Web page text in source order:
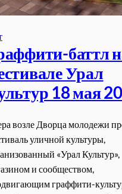
баттл
Урал
18 мая
возле Дворца молодежи
уличной культуры,
«Урал Культур»,
и сообществом,
граффити-